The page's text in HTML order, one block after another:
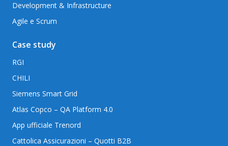
Development & Infrastructure
Agile e Scrum
Case study
RGI
CHILI
Siemens Smart Grid
Atlas Copco – QA Platform 4.0
App ufficiale Trenord
Cattolica Assicurazioni – Quotti B2B